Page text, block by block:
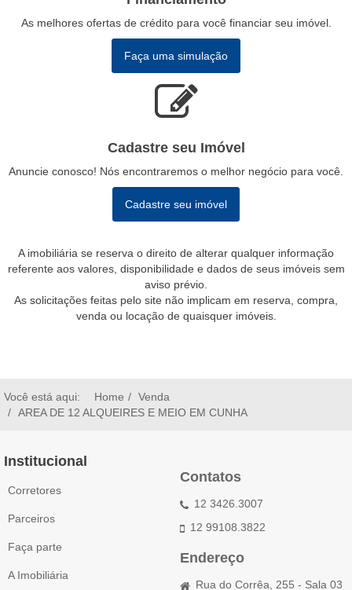
As melhores ofertas de crédito para você financiar seu imóvel.
Faça uma simulação
Cadastre seu Imóvel
Anuncie conosco! Nós encontraremos o melhor negócio para você.
Cadastre seu imóvel
A imobiliária se reserva o direito de alterar qualquer informação
referente aos valores, disponibilidade e dados de seus imóveis sem
aviso prévio.
As solicitações feitas pelo site não implicam em reserva, compra,
venda ou locação de quaisquer imóveis.
Você está aqui: Home
Venda
AREA DE 12 ALQUEIRES E MEIO EM CUNHA
Institucional
Corretores
Parceiros
Faça parte
A Imobiliária
Contatos
12 3426.3007
12 99108.3822
Endereço
Rua do Corrêa, 255 - Sala 03